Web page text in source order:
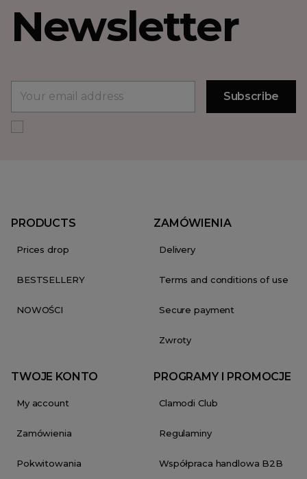
Newsletter
PRODUCTS
Prices drop
BESTSELLERY
NOWOŚCI
ZAMÓWIENIA
Delivery
Terms and conditions of use
Secure payment
Zwroty
TWOJE KONTO
My account
Zamówienia
Pokwitowania
PROGRAMY I PROMOCJE
Clamodi Club
Regulaminy
Współpraca handlowa B2B